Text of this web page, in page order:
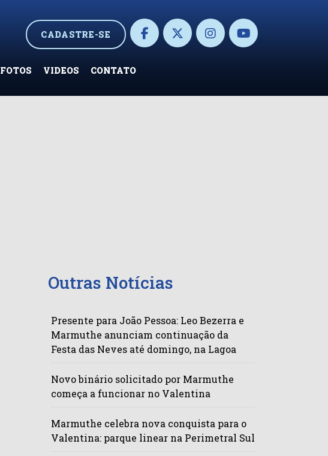
CADASTRE-SE
FOTOS VIDEOS CONTATO
Outras Notícias
Presente para João Pessoa: Leo Bezerra e
Marmuthe anunciam continuação da
Festa das Neves até domingo, na Lagoa
Novo binário solicitado por Marmuthe
começa a funcionar no Valentina
Marmuthe celebra nova conquista para o
Valentina: parque linear na Perimetral Sul